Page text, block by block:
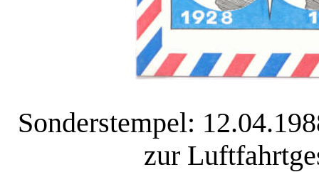
Sonderstempel:
zur